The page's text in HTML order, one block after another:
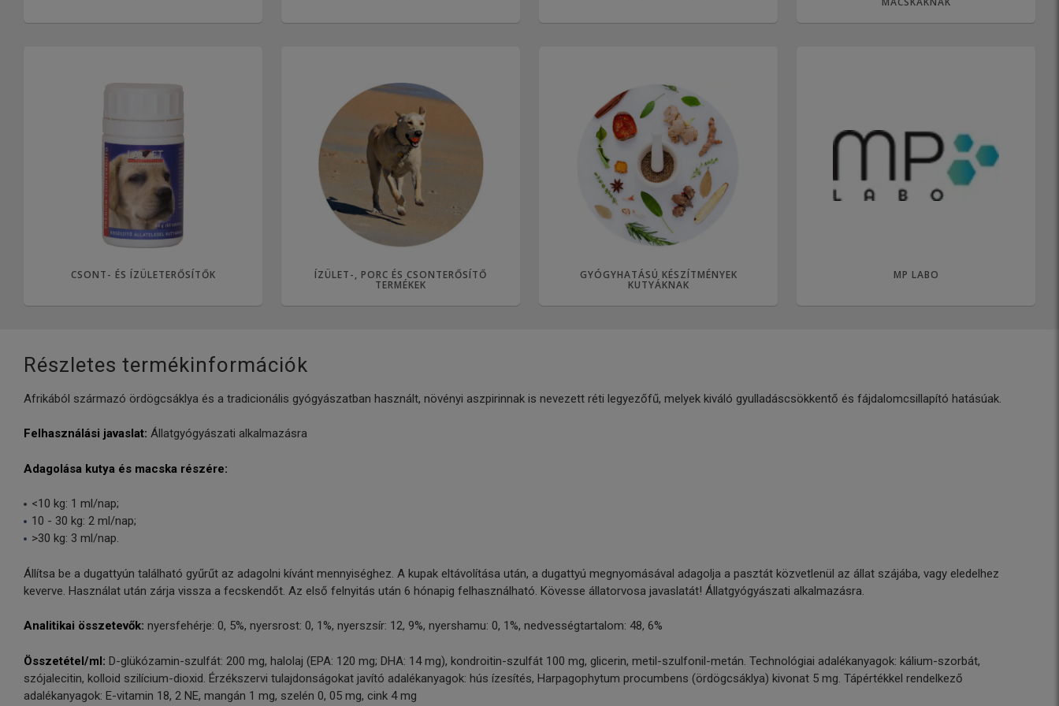
CSONT- ÉS ÍZÜLETERŐSÍTŐK ÍZÜLET-, PORC ÉS CSONTERŐSÍTŐ
TERMÉKEK
GYÓGYHATÁSÚ KÉSZÍTMÉNYEK
KUTYÁKNAK
MP LABO
Részletes termékinformációk
Afrikából származó ördögcsáklya és a tradicionális gyógyászatban használt, növényi aszpirinnak is nevezett réti legyezőfű, melyek kiváló gyulladáscsökkentő és fájdalomcsillapító hatásúak.
Felhasználási javaslat: Állatgyógyászati alkalmazásra
Adagolása kutya és macska részére:
<10 kg: 1 ml/nap;
10 - 30 kg: 2 ml/nap;
>30 kg: 3 ml/nap.
Állítsa be a dugattyún található gyűrűt az adagolni kívánt mennyiséghez. A kupak eltávolítása után, a dugattyú megnyomásával adagolja a pasztát közvetlenül az állat szájába, vagy eledelhez
keverve. Használat után zárja vissza a fecskendőt. Az első felnyitás után 6 hónapig felhasználható. Kövesse állatorvosa javaslatát! Állatgyógyászati alkalmazásra.
Analitikai összetevők: nyersfehérje: 0, 5%, nyersrost: 0, 1%, nyerszsír: 12, 9%, nyershamu: 0, 1%, nedvességtartalom: 48, 6%
Összetétel/ml: D-glükózamin-szulfát: 200 mg, halolaj (EPA: 120 mg; DHA: 14 mg), kondroitin-szulfát 100 mg, glicerin, metil-szulfonil-metán. Technológiai adalékanyagok: kálium-szorbát,
szójalecitin, kolloid szilícium-dioxid. Érzékszervi tulajdonságokat javító adalékanyagok: hús ízesítés, Harpagophytum procumbens (ördögcsáklya) kivonat 5 mg. Tápértékkel rendelkező
adalékanyagok: E-vitamin 18, 2 NE, mangán 1 mg, szelén 0, 05 mg, cink 4 mg